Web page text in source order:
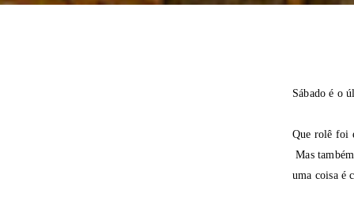
Sábado é o
Que rolê foi
Mas
uma coisa é